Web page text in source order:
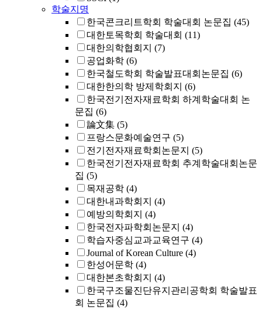
학술지명
한국콘크리트학회 학술대회 논문집 (45)
대한토목학회 학술대회 (11)
대한의학협회지 (7)
공업화학 (6)
한국철도학회 학술발표대회논문집 (6)
대한한의학 방제학회지 (6)
한국전기전자재료학회 하계학술대회 논
문집 (6)
論文集 (5)
프랑스문화예술연구 (5)
전기전자재료학회논문지 (5)
한국전기전자재료학회 추계학술대회논문
집 (5)
목재공학 (4)
대한내과학회지 (4)
예방의학회지 (4)
한국전자파학회논문지 (4)
학습자중심교과교육연구 (4)
Journal of Korean Culture (4)
한성어문학 (4)
대한본초학회지 (4)
한국구조물진단유지관리공학회 학술발표
회 논문집 (4)